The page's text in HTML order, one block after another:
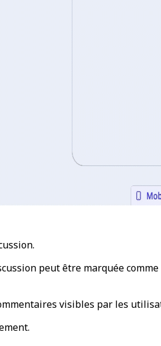
peut être marquée
visibles par les